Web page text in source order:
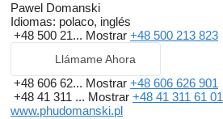
Pawel Domanski
Idiomas: polaco, inglés
+48 500 21... Mostrar +48 500 213 823
Llámame Ahora
+48 606 62... Mostrar +48 606 626 901
+48 41 311 ... Mostrar +48 41 311 61 01
www.phudomanski.pl